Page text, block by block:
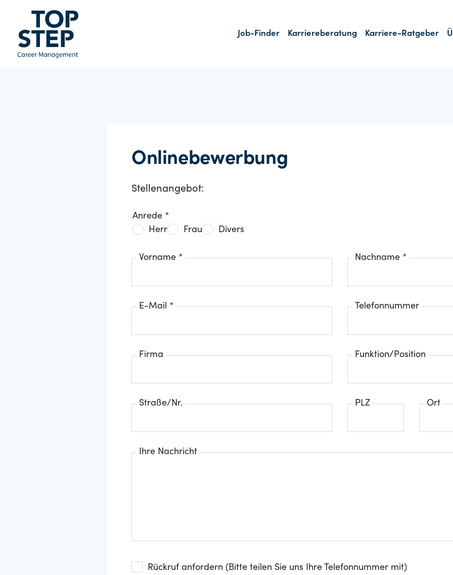
Job-Finder Karriereberatung Karriere-Ratgeber
Onlinebewerbung
Stellenangebot:
Anrede *
Herr
Frau Divers
Vorname * Nachname *
E-Mail * Telefonnummer
Firma Funktion/Position
Straße/Nr. PLZ Ort
Ihre Nachricht
Rückruf anfordern (Bitte teilen Sie uns Ihre Telefonnummer mit)